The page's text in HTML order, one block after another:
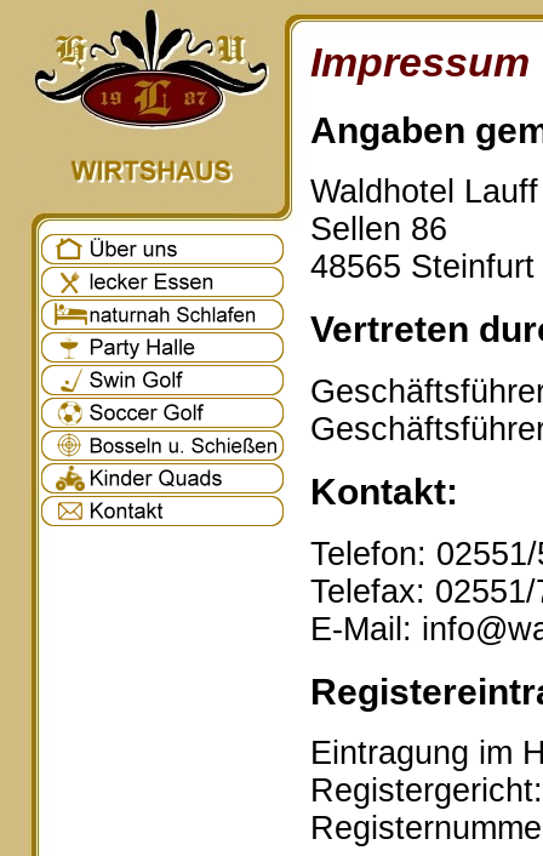
Impressum
Angaben
Waldhotel
Sellen 86
48565 Steinfurt
Vertreten
Kontakt:
Telefon:
Telefax:
E-Mail:
Eintragung im